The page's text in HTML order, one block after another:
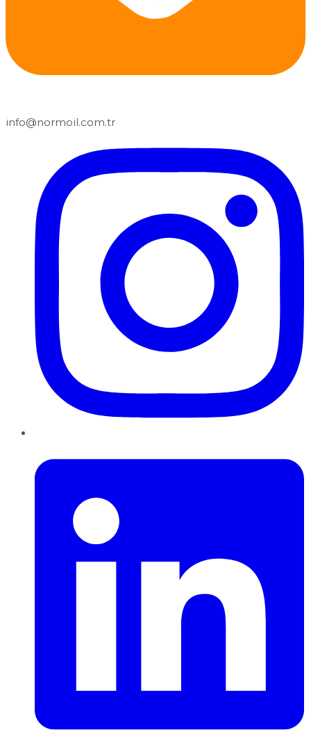
info@normoil.com.tr